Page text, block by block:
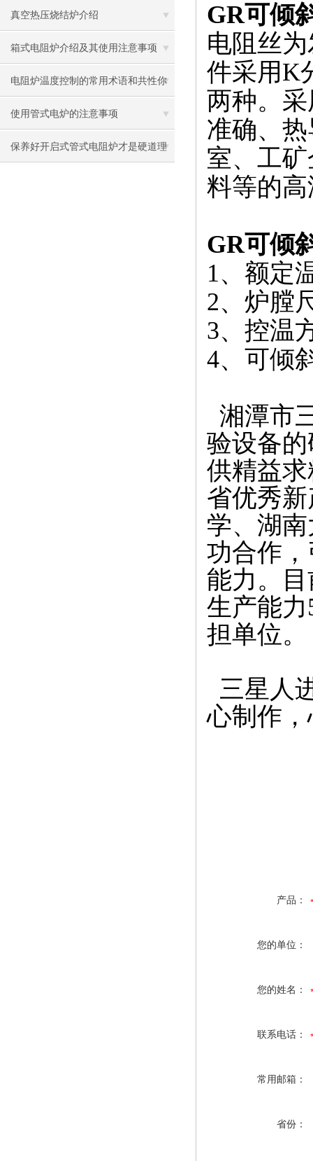
度范围和精度
真空热压烧结炉介绍
箱式电阻炉介绍及其使用注意事项
电阻炉温度控制的常用术语和共性你
都知道吗?
使用管式电炉的注意事项
保养好开启式管式电阻炉才是硬道理
GR可倾
电阻丝
件采用K
两种。
准确、
室、工
料等的
GR可倾
1、额定
2、炉膛
3、控温
4、可倾
湘潭市
验设备
供精益
省优秀
学、湖
功合作
能力。
生产能
担单位。
三星人
心制作
产品：
您的单位：
您的姓名：
联系电话：
常用邮箱：
省份：